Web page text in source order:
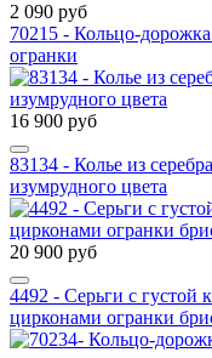
2 090 руб
70215 - Кольцо-
огранки
16 900 руб
83134 - Колье из
изумрудного цвета
20 900 руб
4492 - Серьги с густой
цирконами огранки